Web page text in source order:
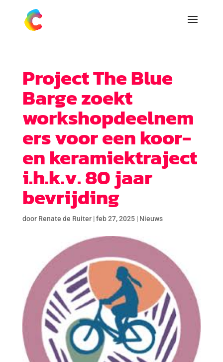
Project The Blue
Barge zoekt
workshopdeelnem
ers voor een koor-
en keramiektraject
i.h.k.v. 80 jaar
bevrijding
door Renate de Ruiter|feb 27, 2025| Nieuws